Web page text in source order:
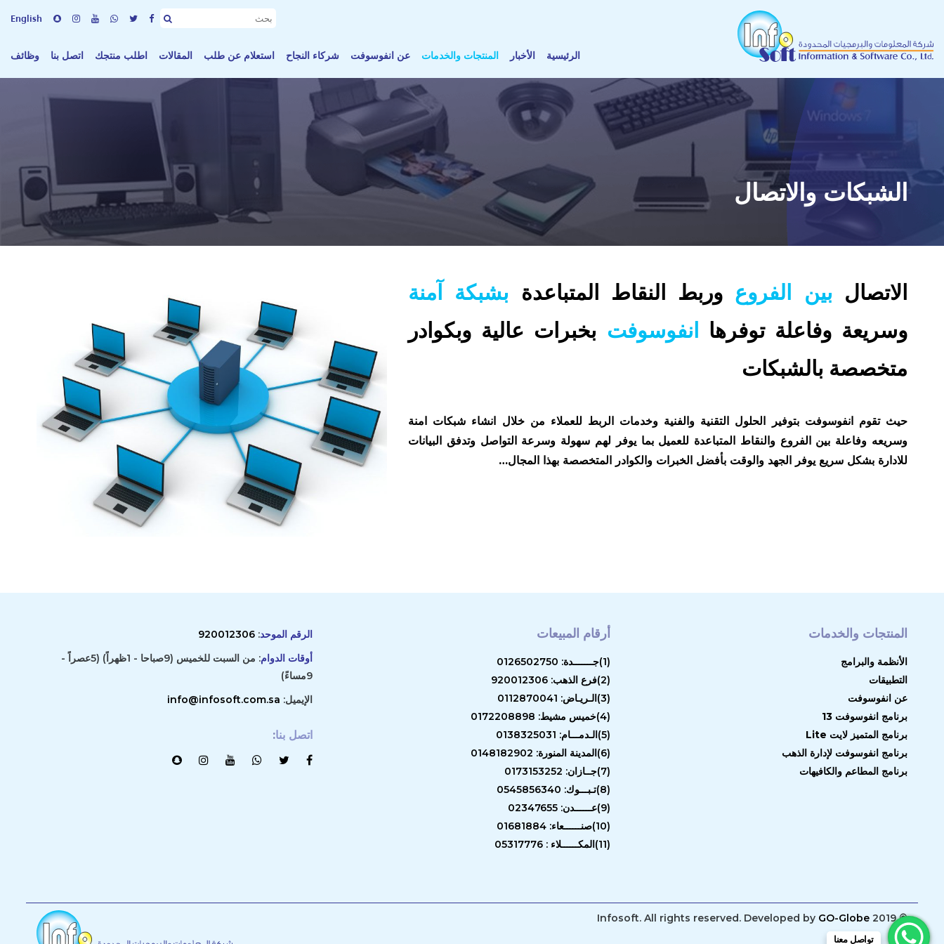
English
الرئيسية الأخبار المنتجات والخدمات عن انفوسوفت شركاء النجاح استعلام عن طلب المقالات اطلب منتجك اتصل بنا وظائف
الشبكات والاتصال
الاتصال بين الفروع وربط النقاط المتباعدة بشبكة آمنة
وسريعة وفاعلة توفرها
انفوسوفت بخبرات عالية وبكوادر
متخصصة بالشبكات
حيث تقوم انفوسوفت بتوفير الحلول التقنية والفنية وخدمات الربط للعملاء من خلال انشاء شبكات امنة
وسريعه وفاعلة بين الفروع والنقاط المتباعدة للعميل بما يوفر لهم سهولة وسرعة التواصل وتدفق البيانات
للادارة بشكل سريع يوفر الجهد والوقت بأفضل الخبرات والكوادر المتخصصة بهذا المجال…
المنتجات والخدمات
الأنظمة والبرامج
التطبيقات
عن انفوسوفت
برنامج انفوسوفت 13
برنامج المتميز لايت Lite
برنامج انفوسوفت لإدارة الذهب
برنامج المطاعم والكافيهات
أرقام المبيعات
(1)جـــــــدة: 0126502750
(2)فرع الذهب: 920012306
(3)الـريـاض: 0112870041
(4)خميس مشيط: 0172208898
(5)الـدمـــام: 0138325031
(6)المدينة المنورة: 0148182902
(7)جــازان: 0173153252
(8)تـبـــوك: 0545856340
(9)عــــــدن: 02347655
(10)صنــــــعاء: 01681884
(11)المكــــــلاء : 05317776
الرقم الموحد:
920012306
أوقات الدوام
: من السبت للخميس (9صباحا - 1ظهراً) (5عصراً -
9مساءً)
الإيميل: info@infosoft.com.sa
اتصل بنا:
© 2019 Infosoft. All rights reserved. Developed by
GO-Globe
تواصل معنا